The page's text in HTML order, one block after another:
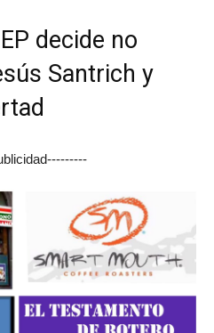
decide no
Santrich y